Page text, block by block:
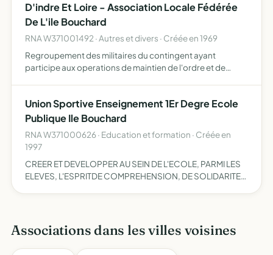
D'indre Et Loire - Association Locale Fédérée
De L'ile Bouchard
RNA W371001492 · Autres et divers · Créée en 1969
Regroupement des militaires du contingent ayant
participe aux operations de maintien de l'ordre et de
Union Sportive Enseignement 1Er Degre Ecole
Publique Ile Bouchard
RNA W371000626 · Education et formation · Créée en
1997
CREER ET DEVELOPPER AU SEIN DE L'ECOLE, PARMI LES
ELEVES, L'ESPRITDE COMPREHENSION, DE SOLIDARITE,
Associations dans les villes voisines